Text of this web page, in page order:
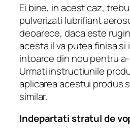
Ei bine, in acest caz,
pulverizati lubrifiant
deoarece, daca este
acesta il va putea finisa si
intoarce din nou pentru
Urmati instructiunile
aplicarea acestui produs
similar.
Indepartati stratul de